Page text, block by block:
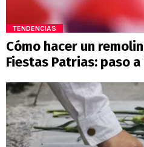
TENDENCIAS
Cómo hacer un
Fiestas Patrias: paso